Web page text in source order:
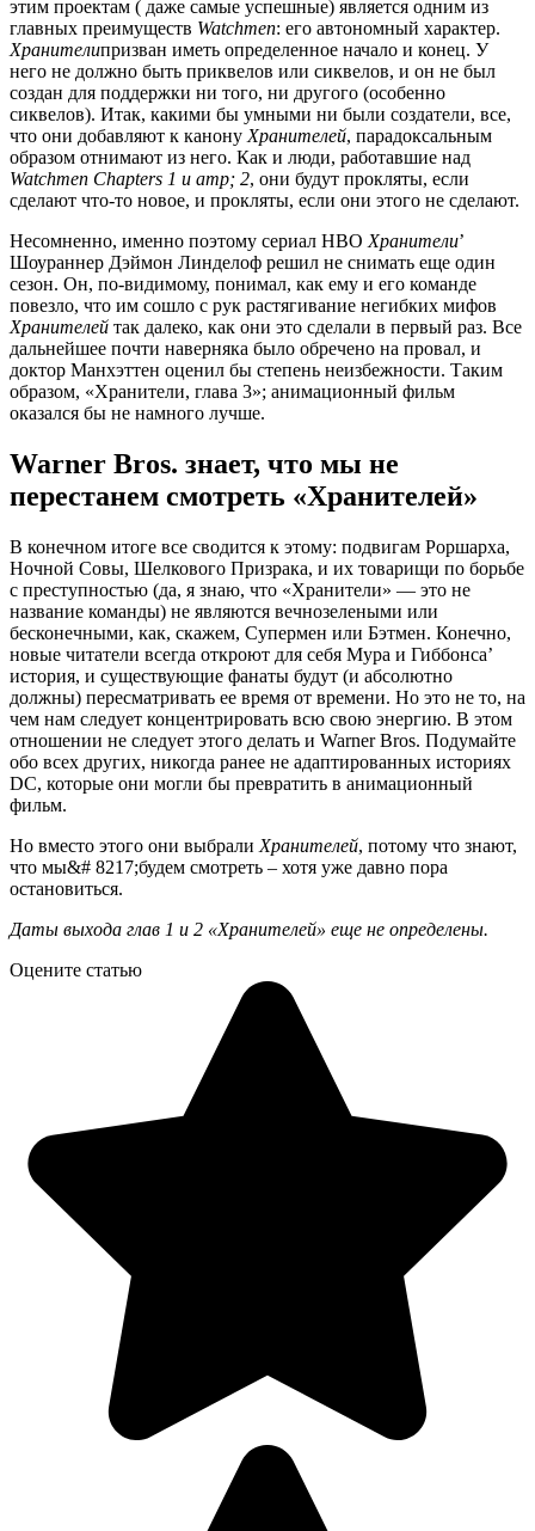
этим проектам ( даже самые успешные) является одним из
главных преимуществ Watchmen: его автономный характер.
Хранителипризван иметь определенное начало и конец. У
него не должно быть приквелов или сиквелов, и он не был
создан для поддержки ни того, ни другого (особенно
сиквелов). Итак, какими бы умными ни были создатели, все,
что они добавляют к канонуХранителей, парадоксальным
образом отнимают из него. Как и люди, работавшие над
Watchmen Chapters 1 и amp; 2, они будут прокляты, если
сделают что-то новое, и прокляты, если они этого не сделают.
Несомненно, именно поэтому сериал HBOХранители’
Шоураннер Дэймон Линделоф решил не снимать еще один
сезон. Он, по-видимому, понимал, как ему и его команде
повезло, что им сошло с рук растягивание негибких мифов
Хранителей так далеко, как они это сделали в первый раз. Все
дальнейшее почти наверняка было обречено на провал, и
доктор Манхэттен оценил бы степень неизбежности. Таким
образом, «Хранители, глава 3»; анимационный фильм
оказался бы не намного лучше.
Warner Bros. знает, что мы не
перестанем смотреть «Хранителей»
В конечном итоге все сводится к этому: подвигам Роршарха,
Ночной Совы, Шелкового Призрака, и их товарищи по борьбе
с преступностью (да, я знаю, что «Хранители» — это не
название команды) не являются вечнозелеными или
бесконечными, как, скажем, Супермен или Бэтмен. Конечно,
новые читатели всегда откроют для себя Мура и Гиббонса’
история, и существующие фанаты будут (и абсолютно
должны) пересматривать ее время от времени. Но это не то, на
чем нам следует концентрировать всю свою энергию. В этом
отношении не следует этого делать и Warner Bros. Подумайте
обо всех других, никогда ранее не адаптированных историях
DC, которые они могли бы превратить в анимационный
фильм.
Но вместо этого они выбрали Хранителей, потому что знают,
что мы&# 8217;будем смотреть – хотя уже давно пора
остановиться.
Даты выхода глав 1 и 2 «Хранителей» еще не определены.
Оцените статью